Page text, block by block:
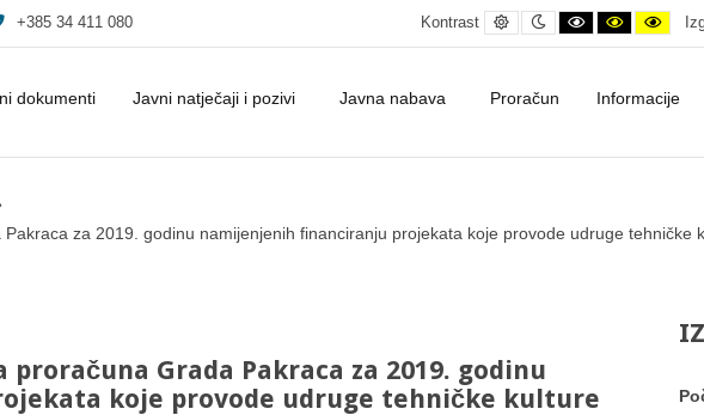
+385 34 411 080 Kontrast Default contrast
Night contrast
Black and
Black
dokumenti Javni natječaji i pozivi Javna nabava Proračun Informacije
za 2019. godinu namijenjenih financiranju projekata koje provode udruge tehničke
Grada Pakraca za 2019. godinu
koje provode udruge tehničke kulture